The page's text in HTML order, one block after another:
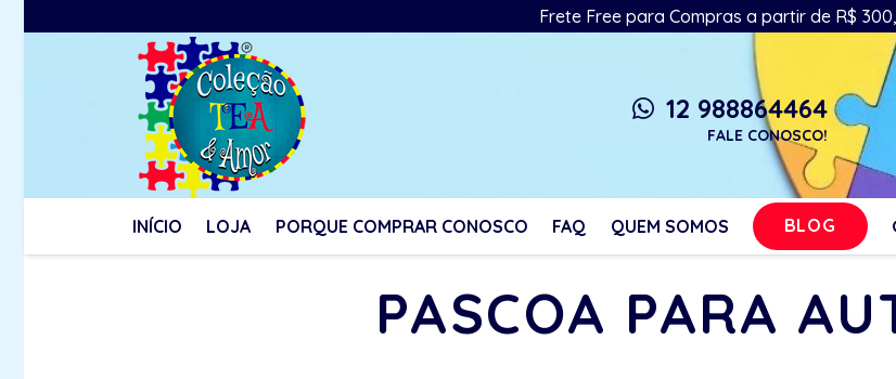
Frete Free para Compras a partir de R$
whatsapp 12 988864464
FALE CONOSCO!
INÍCIO LOJA PORQUE COMPRAR CONOSCO FAQ QUEM SOMOS BLOG
PASCOA PARA